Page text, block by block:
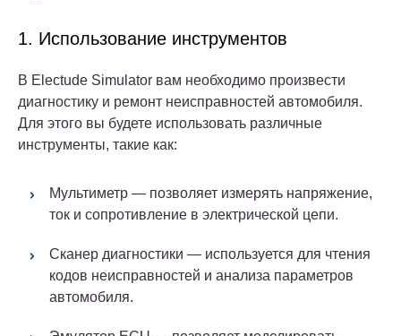
1. Использование инструментов
В Electude Simulator вам необходимо произвести
диагностику и ремонт неисправностей автомобиля.
Для этого вы будете использовать различные
инструменты, такие как:
Мультиметр — позволяет измерять напряжение,
ток и сопротивление в электрической цепи.
Сканер диагностики — используется для чтения
кодов неисправностей и анализа параметров
автомобиля.